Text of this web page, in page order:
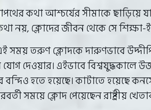
কথা আশ্চর্যের সীমাকে ছাড়িয়ে
নয়, ক্লোদের জীবন থেকে সে
এই সময় তরুণ ক্লোদকে দারুণভাবে
যোগ দেওয়ার। এইভাবে বিশ্বযুদ্ধকালে
হতে হয়েছে। কাটাতে হয়েছে
সময়ে ক্লোদ পেয়েছেন রাষ্ট্রীয়